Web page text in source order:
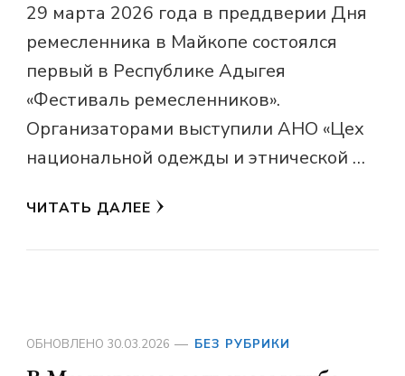
29 марта 2026 года в преддверии Дня
ремесленника в Майкопе состоялся
первый в Республике Адыгея
«Фестиваль ремесленников».
Организаторами выступили АНО «Цех
национальной одежды и этнической …
ЧИТАТЬ ДАЛЕЕ
ОБНОВЛЕНО 30.03.2026 БЕЗ РУБРИКИ